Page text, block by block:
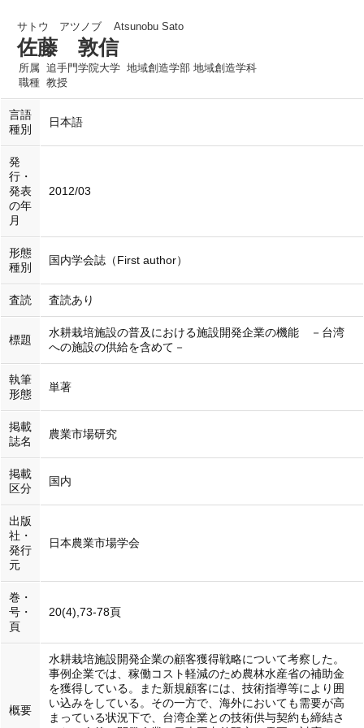
サトウ アツノブ Atsunobu Sato
佐藤 敦信
所属 追手門学院大学 地域創造学部 地域創造学科
職種 教授
言語
種別
日本語
発
行・
発表
の年
月
2012/03
形態
種別
国内学会誌（First author）
査読 査読あり
標題
水耕栽培施設の普及における施設開発企業の機能 －台湾
への施設の供給を含めて－
執筆
形態
単著
掲載
誌名
農業市場研究
掲載
区分
国内
出版
社・
発行
元
日本農業市場学会
巻・
号・
頁
20(4),73-78頁
概要
水耕栽培施設開発企業の顧客獲得戦略について考察した。
事例企業では、稼働コスト軽減のため農林水産省の補助金
を獲得している。また新規顧客には、技術指導等により囲
い込みをしている。その一方で、海外においても需要が高
まっている状況下で、台湾企業との技術供与契約も締結さ